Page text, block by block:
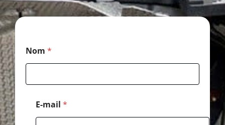
o
d
M
Nom *
E-mail *